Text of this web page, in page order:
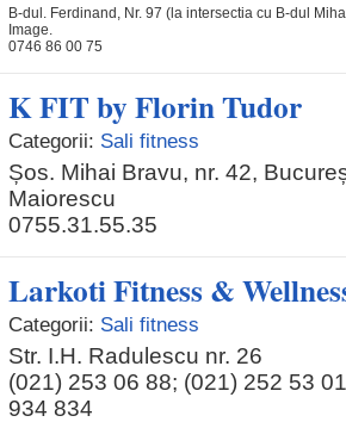
B-dul. Ferdinand, Nr. 97 (la intersectia cu B-dul
Image.
0746 86 00 75
K FIT by Florin Tudor
Categorii: Sali fitness
Șos. Mihai Bravu, nr. 42,
Maiorescu
0755.31.55.35
Larkoti Fitness &
Categorii: Sali fitness
Str. I.H. Radulescu nr. 26
(021) 253 06 88; (021) 252 53
934 834